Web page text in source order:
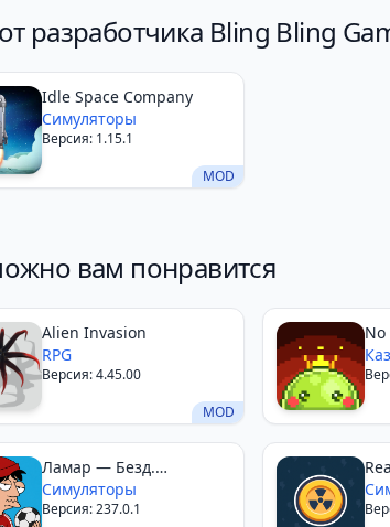
разработчика Bling Bling
MOD
Idle Space Company
Симуляторы
Версия: 1.15.1
вам понравится
MOD
Alien Invasion
RPG
Версия: 4.45.00
Ламар — Безд.
Видеоблогер
Симуляторы
Версия: 237.0.1